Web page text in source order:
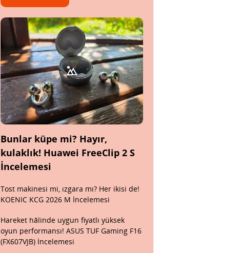
Bunlar küpe mi? Hayır,
kulaklık! Huawei FreeClip 2 S
İncelemesi
Tost makinesi mi, ızgara mı? Her ikisi de!
KOENIC KCG 2026 M İncelemesi
Hareket hâlinde uygun fiyatlı yüksek
oyun performansı! ASUS TUF Gaming F16
(FX607VJB) İncelemesi